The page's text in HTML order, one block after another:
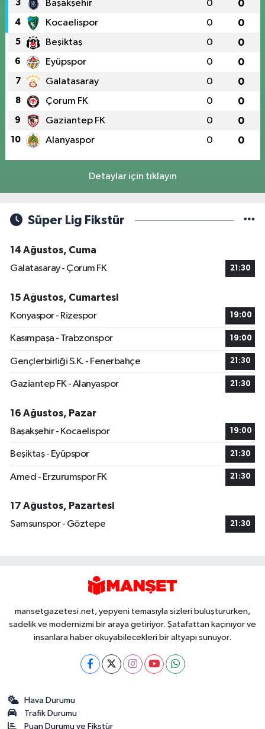
3 Başakşehir 0 0
4 Kocaelispor 0 0
5 Beşiktaş 0 0
6 Eyüpspor 0 0
7 Galatasaray 0 0
8 Çorum FK 0 0
9 Gaziantep FK 0 0
10 Alanyaspor 0 0
Detaylar için tıklayın
Süper Lig Fikstür
14 Ağustos, Cuma
Galatasaray - Çorum FK
21:30
15 Ağustos, Cumartesi
Konyaspor - Rizespor
19:00
Kasımpaşa - Trabzonspor 19:00
Gençlerbirliği S.K. - Fenerbahçe 21:30
Gaziantep FK - Alanyaspor 21:30
16 Ağustos, Pazar
Başakşehir - Kocaelispor
19:00
Beşiktaş - Eyüpspor 21:30
Amed - Erzurumspor FK 21:30
17 Ağustos, Pazartesi
Samsunspor - Göztepe
21:30
mansetgazetesi.net, yepyeni temasıyla sizleri buluştururken,
sadelik ve modernizmi bir araya getiriyor. Şatafattan kaçınıyor ve
insanlara haber okuyabilecekleri bir altyapı sunuyor.
Hava Durumu
Trafik Durumu
Puan Durumu ve Fikstür